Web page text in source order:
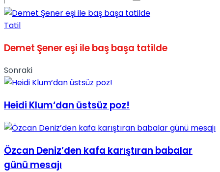
No Result
View All Result
Tatil
Demet Şener eşi ile baş başa tatilde
Sonraki
Heidi Klum‘dan üstsüz poz!
Özcan Deniz’den kafa karıştıran babalar
günü mesajı